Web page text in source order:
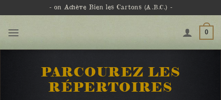
- on Achève Bien les Cartons (A.B.C.) -
0
PARCOUREZ LES
RÉPERTOIRES